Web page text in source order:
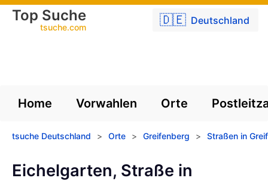
🇩🇪 Deutschland
Top Suche
tsuche.com
Home Vorwahlen Orte
tsuche Deutschland > Orte > Greifenberg > Straßen in
Eichelgarten, Straße in